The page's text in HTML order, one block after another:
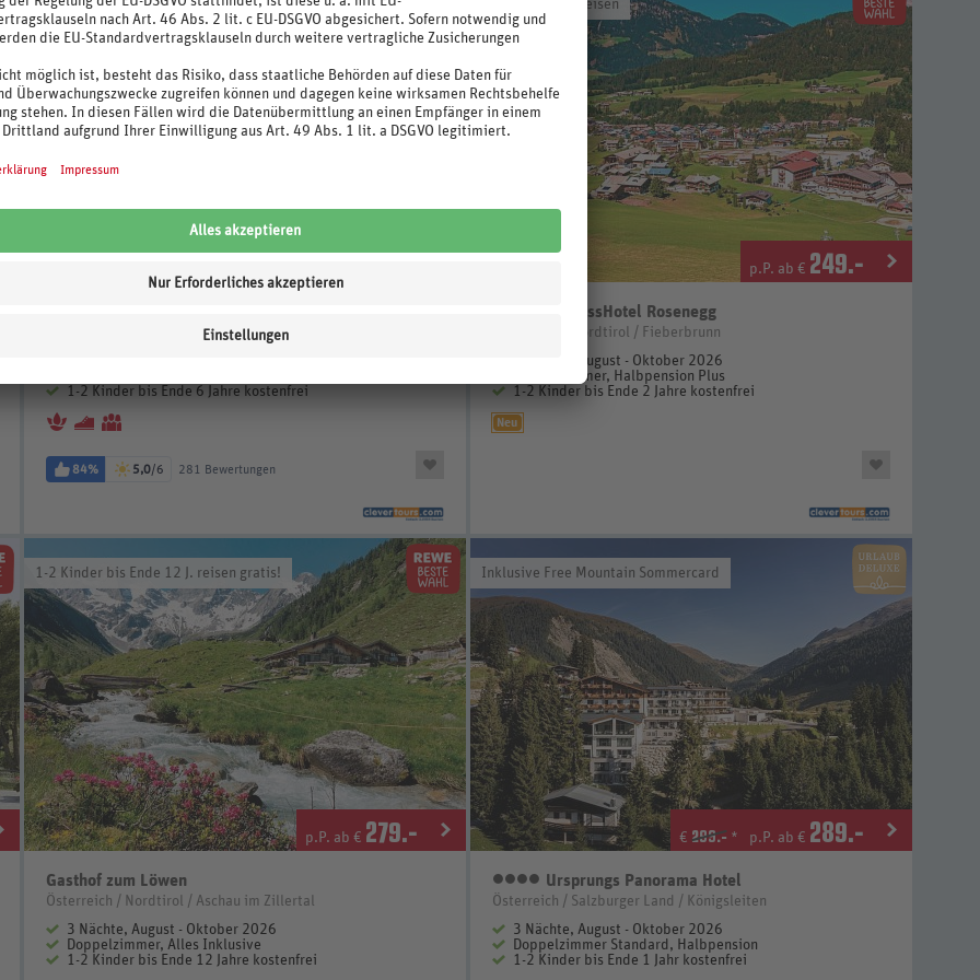
Inklusive Zell am See-Kaprun Sommerkarte
249.-
Österreich / Salzburger Land / Zell am See
1-2 Kinder bis Ende 6 Jahre kostenfrei
84% 5,0/6 281 Bewertungen
NEU bei REWE-Reisen
p.P. ab € 249.-
Family SchlossHotel Rosenegg
Österreich / Nordtirol / Fieberbrunn
3 Nächte, August - Oktober 2026
Doppelzimmer, Halbpension Plus
1-2 Kinder bis Ende 2 Jahre kostenfrei
Neu
1-2 Kinder bis Ende 12 J. reisen gratis!
p.P. ab € 279.-
Gasthof zum Löwen
Österreich / Nordtirol / Aschau im Zillertal
3 Nächte, August - Oktober 2026
Doppelzimmer, Alles Inklusive
1-2 Kinder bis Ende 12 Jahre kostenfrei
Inklusive Free Mountain Sommercard
€ 299.- * p.P. ab € 289.-
4 Sterne
Ursprungs Panorama Hotel
Österreich / Salzburger Land / Königsleiten
3 Nächte, August - Oktober 2026
Doppelzimmer Standard, Halbpension
1-2 Kinder bis Ende 1 Jahr kostenfrei